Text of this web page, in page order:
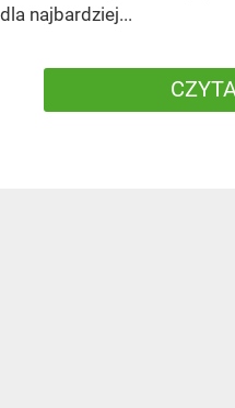
dla najbardziej...